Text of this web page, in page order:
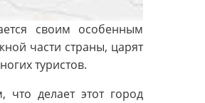
своим особенным
части страны, царят
туристов.
что делает этот город